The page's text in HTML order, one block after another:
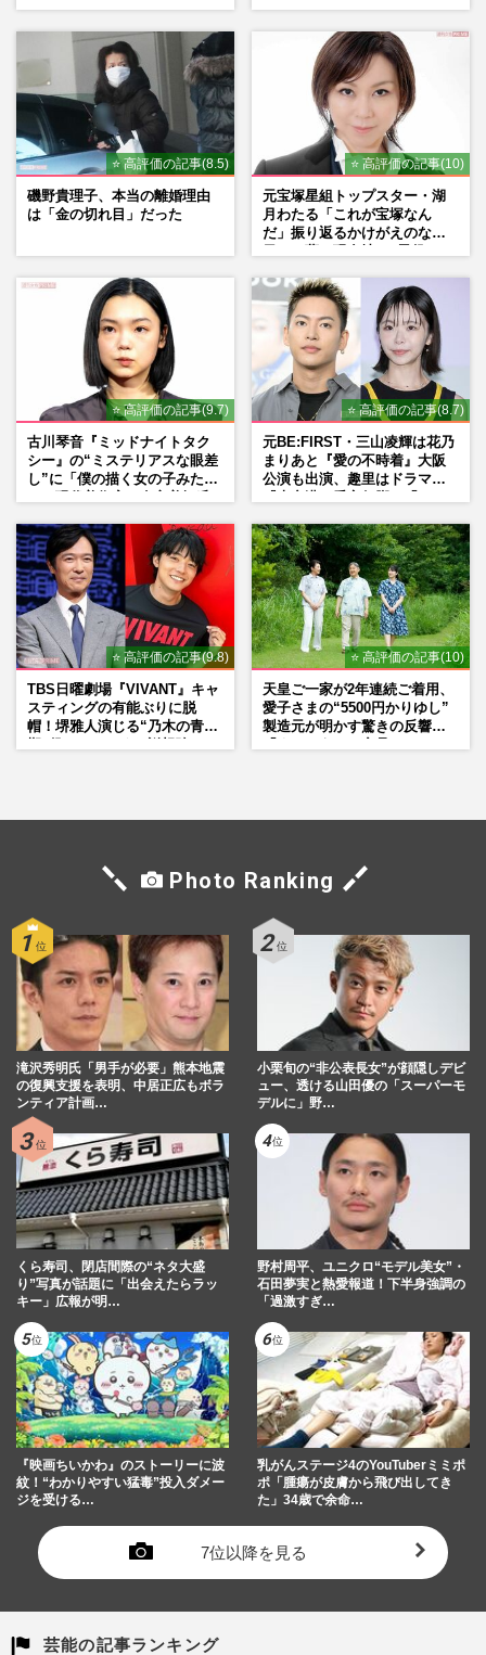
⭐ 高評価の記事(8.5)
磯野貴理子、本当の離婚理由
は「金の切れ目」だった
⭐ 高評価の記事(10)
元宝塚星組トップスター・湖
月わたる「これが宝塚なん
だ」振り返るかけがえのない
⭐ 高評価の記事(9.7)
古川琴音『ミッドナイトタク
シー』の“ミステリアスな眼差
し”に「僕の描く女の子みた
⭐ 高評価の記事(8.7)
元BE:FIRST・三山凌輝は花乃
まりあと『愛の不時着』大阪
公演も出演、趣里はドラマ
⭐ 高評価の記事(9.8)
TBS日曜劇場『VIVANT』キャ
スティングの有能ぶりに脱
帽！堺雅人演じる“乃木の青年
⭐ 高評価の記事(10)
天皇ご一家が2年連続ご着用、
愛子さまの“5500円かりゆし”
製造元が明かす驚きの反響
Photo Ranking
滝沢秀明氏「男手が必要」熊本地震
の復興支援を表明、中居正広もボラ
ンティア計画…
小栗旬の“非公表長女”が顔隠しデビ
ュー、透ける山田優の「スーパーモ
デルに」野…
くら寿司、閉店間際の“ネタ大盛
り”写真が話題に「出会えたらラッ
キー」広報が明…
野村周平、ユニクロ“モデル美女”・
石田夢実と熱愛報道！下半身強調の
「過激すぎ…
『映画ちいかわ』のストーリーに波
紋！“わかりやすい猛毒”投入ダメー
ジを受ける…
乳がんステージ4のYouTuberミミポ
ポ「腫瘍が皮膚から飛び出してき
た」34歳で余命…
7位以降を見る
芸能の記事ランキング